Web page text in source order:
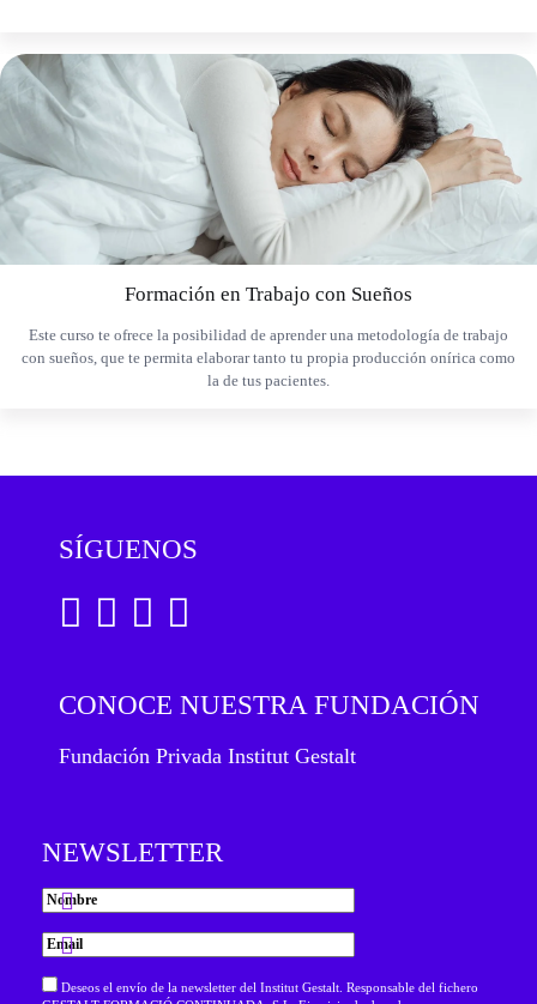
Formación en Trabajo con Sueños
Este curso te ofrece la posibilidad de aprender una metodología de trabajo
con sueños, que te permita elaborar tanto tu propia producción onírica como
la de tus pacientes.
SÍGUENOS
CONOCE NUESTRA FUNDACIÓN
Fundación Privada Institut Gestalt
NEWSLETTER
Deseos el envío de la newsletter del Institut Gestalt. Responsable del fichero